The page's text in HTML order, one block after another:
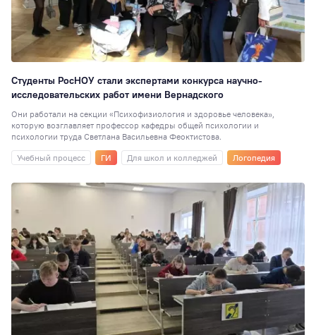
Студенты РосНОУ стали экспертами конкурса научно-
исследовательских работ имени Вернадского
Они работали на секции «Психофизиология и здоровье человека»,
которую возглавляет профессор кафедры общей психологии и
психологии труда Светлана Васильевна Феоктистова.
Учебный процесс
ГИ Для школ и колледжей Логопедия